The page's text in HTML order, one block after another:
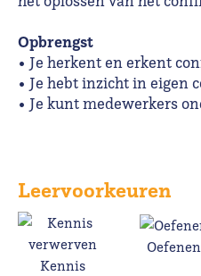
Opbrengst
• Je herkent en erkent
• Je hebt inzicht in eigen
• Je kunt medewerkers
Leervoorkeuren
Kennis
Oefenen